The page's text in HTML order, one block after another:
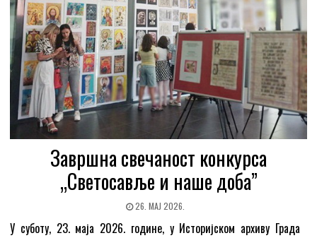
Завршна свечаност конкурса
„Светосавље и наше доба”
26. МАЈ 2026.
У суботу, 23. маја 2026. године, у Историјском архиву Града